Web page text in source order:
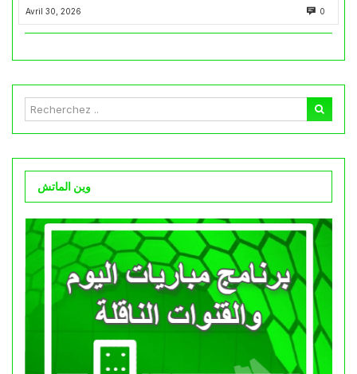
Avril 30, 2026 0
وين الماتش